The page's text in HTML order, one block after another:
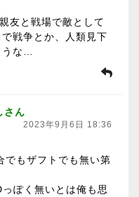
友と戦場で敵として
戦争とか、人類見下
な…
さん
2023年9月6日 18:36
でもザフトでも無い第
ぽく無いとは俺も思